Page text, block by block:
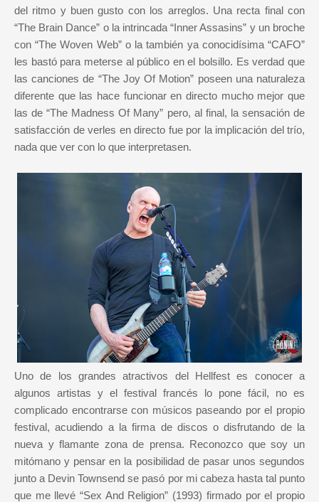
del ritmo y buen gusto con los arreglos. Una recta final con
“The Brain Dance” o la intrincada “Inner Assasins” y un broche
con “The Woven Web” o la también ya conocidísima “CAFO”
les bastó para meterse al público en el bolsillo. Es verdad que
las canciones de “The Joy Of Motion” poseen una naturaleza
diferente que las hace funcionar en directo mucho mejor que
las de “The Madness Of Many” pero, al final, la sensación de
satisfacción de verles en directo fue por la implicación del trío,
nada que ver con lo que interpretasen.
Uno de los grandes atractivos del Hellfest es conocer a
algunos artistas y el festival francés lo pone fácil, no es
complicado encontrarse con músicos paseando por el propio
festival, acudiendo a la firma de discos o disfrutando de la
nueva y flamante zona de prensa. Reconozco que soy un
mitómano y pensar en la posibilidad de pasar unos segundos
junto a Devin Townsend se pasó por mi cabeza hasta tal punto
que me llevé “Sex And Religion” (1993) firmado por el propio